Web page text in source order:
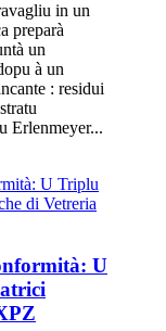
in un
preparà
un
à un
: residui
Erlenmeyer...
U